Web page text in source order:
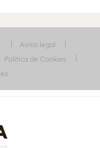
Aviso legal
Política de Cookies